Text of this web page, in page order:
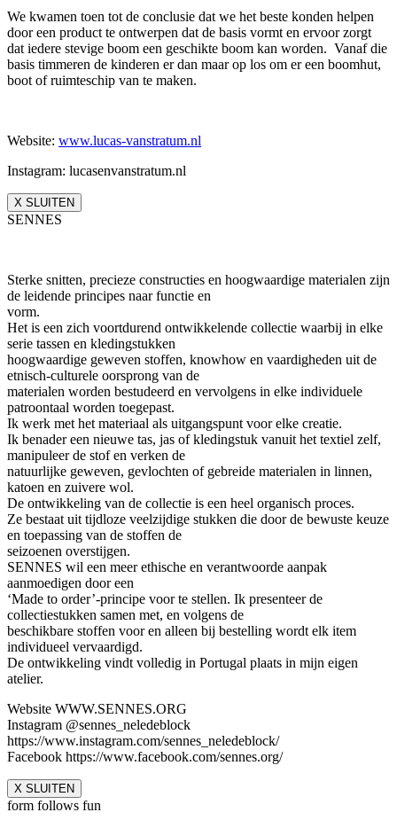
We kwamen toen tot de conclusie dat we het beste konden helpen
door een product te ontwerpen dat de basis vormt en ervoor zorgt
dat iedere stevige boom een geschikte boom kan worden. Vanaf die
basis timmeren de kinderen er dan maar op los om er een boomhut,
boot of ruimteschip van te maken.
Website: www.lucas-vanstratum.nl
Instagram: lucasenvanstratum.nl
X SLUITEN
SENNES
Sterke snitten, precieze constructies en hoogwaardige materialen zijn
de leidende principes naar functie en
vorm.
Het is een zich voortdurend ontwikkelende collectie waarbij in elke
serie tassen en kledingstukken
hoogwaardige geweven stoffen, knowhow en vaardigheden uit de
etnisch-culturele oorsprong van de
materialen worden bestudeerd en vervolgens in elke individuele
patroontaal worden toegepast.
Ik werk met het materiaal als uitgangspunt voor elke creatie.
Ik benader een nieuwe tas, jas of kledingstuk vanuit het textiel zelf,
manipuleer de stof en verken de
natuurlijke geweven, gevlochten of gebreide materialen in linnen,
katoen en zuivere wol.
De ontwikkeling van de collectie is een heel organisch proces.
Ze bestaat uit tijdloze veelzijdige stukken die door de bewuste keuze
en toepassing van de stoffen de
seizoenen overstijgen.
SENNES wil een meer ethische en verantwoorde aanpak
aanmoedigen door een
‘Made to order’-principe voor te stellen. Ik presenteer de
collectiestukken samen met, en volgens de
beschikbare stoffen voor en alleen bij bestelling wordt elk item
individueel vervaardigd.
De ontwikkeling vindt volledig in Portugal plaats in mijn eigen
atelier.
Website WWW.SENNES.ORG
Instagram @sennes_neledeblock
https://www.instagram.com/sennes_neledeblock/
Facebook https://www.facebook.com/sennes.org/
X SLUITEN
form follows fun